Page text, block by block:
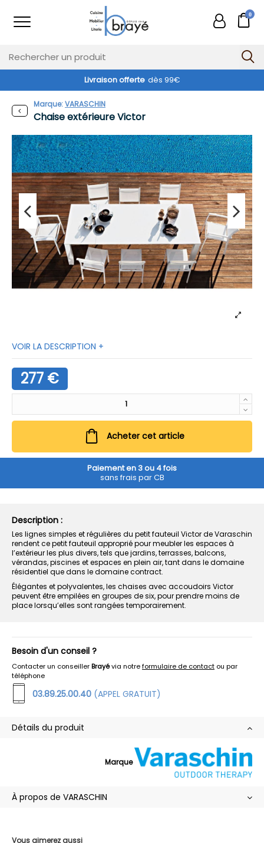
0
Livraison offerte dès 99€
Exclusivité web !
Chaise extérieure Victor
Marque:VARASCHIN
VOIR LA DESCRIPTION +
277 €
Acheter cet article
Paiement en 3 ou 4 fois
sans frais par CB
Description :
Les lignes simples et régulières du petit fauteuil Victor de Varaschin
rendent ce petit fauteuil approprié pour meubler les espaces à
l’extérieur les plus divers, tels que jardins, terrasses, balcons,
vérandas, piscines et espaces en plein air, tant dans le domaine
résidentiel que dans le domaine contract.
Élégantes et polyvalentes, les chaises avec accoudoirs Victor
peuvent être empilées en groupes de six, pour prendre moins de
place lorsqu’elles sont rangées temporairement.
Besoin d'un conseil ?
Contacter un conseillerBrayévia notreformulaire de contact ou par
téléphone
03.89.25.00.40 (APPEL GRATUIT)
Vous aimerez aussi
Détails du produit
Marque
À propos de VARASCHIN